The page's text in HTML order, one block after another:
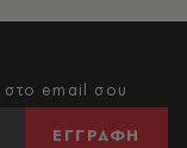
στο email σου
ΕΓΓΡΑΦΗ